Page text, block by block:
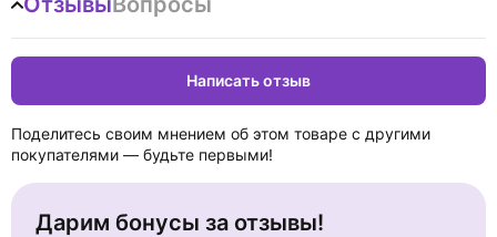
Написать отзыв
Поделитесь своим мнением об этом товаре с другими
покупателями — будьте первыми!
Дарим бонусы за отзывы!